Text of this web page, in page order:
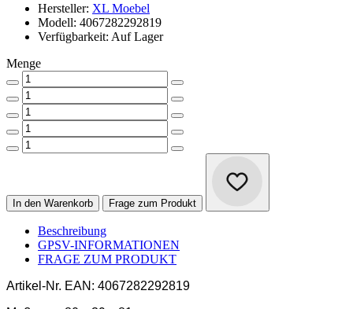
Hersteller: XL Moebel
Modell: 4067282292819
Verfügbarkeit: Auf Lager
Menge
In den Warenkorb Frage zum Produkt
Beschreibung
GPSV-INFORMATIONEN
FRAGE ZUM PRODUKT
Artikel-Nr. EAN: 4067282292819